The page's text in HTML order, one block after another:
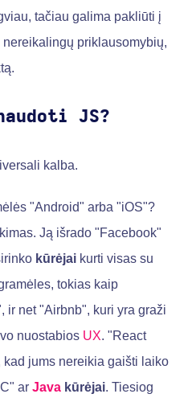
tačiau galima pakliūti į
priklausomybių,
JS?
kalba.
"Android" arba "iOS"?
Ją išrado "Facebook"
kūrėjai kurti visas su
tokias kaip
ir net "Airbnb", kuri yra graži
nuostabios UX. "React
kad jums nereikia gaišti laiko
ar Java kūrėjai. Tiesiog